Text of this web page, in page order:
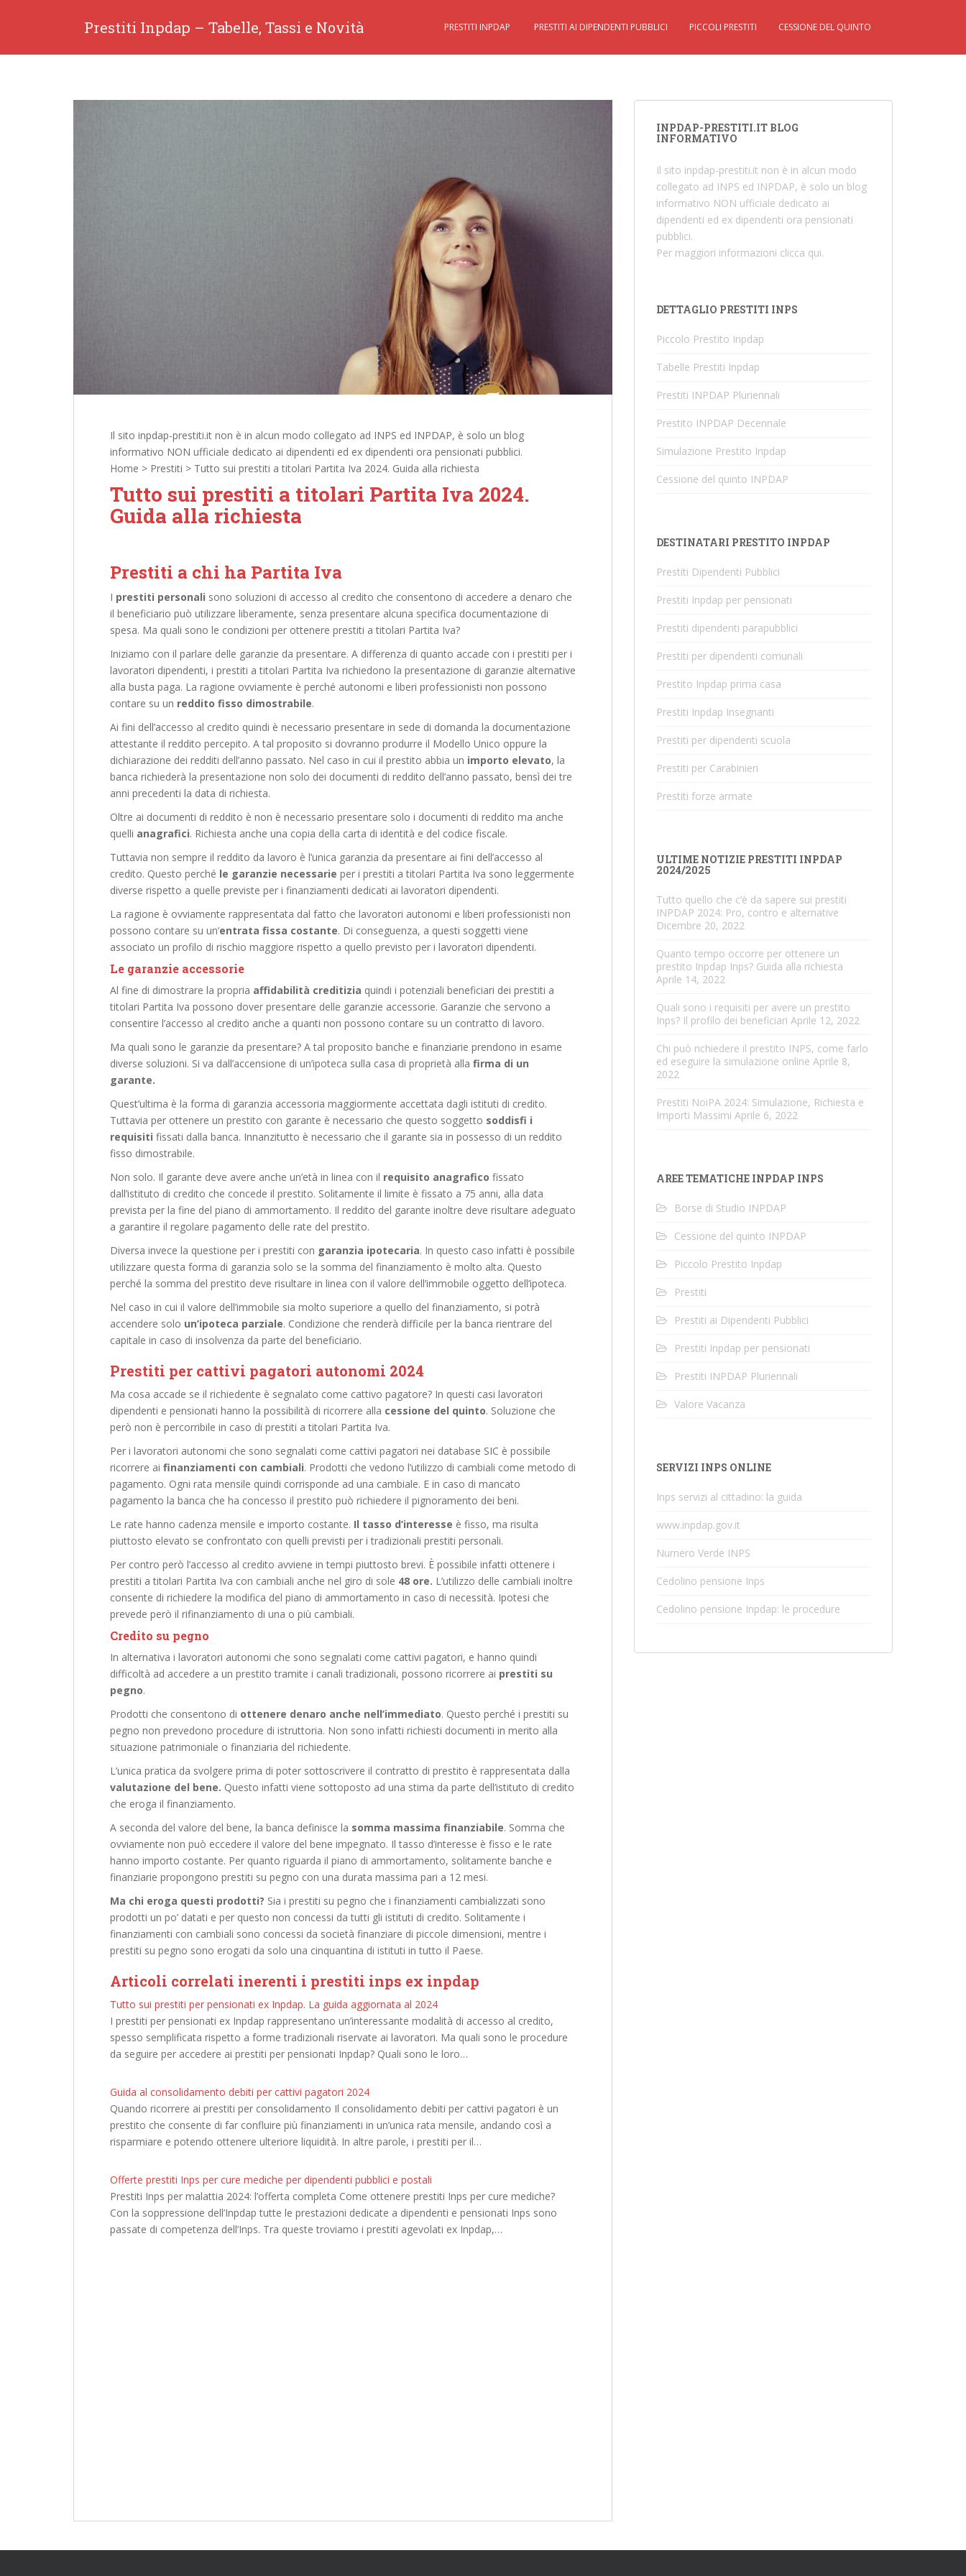
Prestiti Inpdap – Tabelle, Tassi e Novità PRESTITI INPDAP PRESTITI AI DIPENDENTI PUBBLICI PICCOLI PRESTITI CESSIONE DEL QUINTO
Il sito inpdap-prestiti.it non è in alcun modo collegato ad INPS ed INPDAP, è solo un blog
informativo NON ufficiale dedicato ai dipendenti ed ex dipendenti ora pensionati pubblici.
Home > Prestiti > Tutto sui prestiti a titolari Partita Iva 2024. Guida alla richiesta
Tutto sui prestiti a titolari Partita Iva 2024.
Guida alla richiesta
Prestiti a chi ha Partita Iva
I prestiti personali sono soluzioni di accesso al credito che consentono di accedere a denaro che
il beneficiario può utilizzare liberamente, senza presentare alcuna specifica documentazione di
spesa. Ma quali sono le condizioni per ottenere prestiti a titolari Partita Iva?
Iniziamo con il parlare delle garanzie da presentare. A differenza di quanto accade con i prestiti per i
lavoratori dipendenti, i prestiti a titolari Partita Iva richiedono la presentazione di garanzie alternative
alla busta paga. La ragione ovviamente è perché autonomi e liberi professionisti non possono
contare su un reddito fisso dimostrabile.
Ai fini dell’accesso al credito quindi è necessario presentare in sede di domanda la documentazione
attestante il reddito percepito. A tal proposito si dovranno produrre il Modello Unico oppure la
dichiarazione dei redditi dell’anno passato. Nel caso in cui il prestito abbia un importo elevato, la
banca richiederà la presentazione non solo dei documenti di reddito dell’anno passato, bensì dei tre
anni precedenti la data di richiesta.
Oltre ai documenti di reddito è non è necessario presentare solo i documenti di reddito ma anche
quelli anagrafici. Richiesta anche una copia della carta di identità e del codice fiscale.
Tuttavia non sempre il reddito da lavoro è l’unica garanzia da presentare ai fini dell’accesso al
credito. Questo perché le garanzie necessarie per i prestiti a titolari Partita Iva sono leggermente
diverse rispetto a quelle previste per i finanziamenti dedicati ai lavoratori dipendenti.
La ragione è ovviamente rappresentata dal fatto che lavoratori autonomi e liberi professionisti non
possono contare su un’entrata fissa costante. Di conseguenza, a questi soggetti viene
associato un profilo di rischio maggiore rispetto a quello previsto per i lavoratori dipendenti.
Le garanzie accessorie
Al fine di dimostrare la propria affidabilità creditizia quindi i potenziali beneficiari dei prestiti a
titolari Partita Iva possono dover presentare delle garanzie accessorie. Garanzie che servono a
consentire l’accesso al credito anche a quanti non possono contare su un contratto di lavoro.
Ma quali sono le garanzie da presentare? A tal proposito banche e finanziarie prendono in esame
diverse soluzioni. Si va dall’accensione di un’ipoteca sulla casa di proprietà alla firma di un
garante.
Quest’ultima è la forma di garanzia accessoria maggiormente accettata dagli istituti di credito.
Tuttavia per ottenere un prestito con garante è necessario che questo soggetto soddisfi i
requisiti fissati dalla banca. Innanzitutto è necessario che il garante sia in possesso di un reddito
fisso dimostrabile.
Non solo. Il garante deve avere anche un’età in linea con il requisito anagrafico fissato
dall’istituto di credito che concede il prestito. Solitamente il limite è fissato a 75 anni, alla data
prevista per la fine del piano di ammortamento. Il reddito del garante inoltre deve risultare adeguato
a garantire il regolare pagamento delle rate del prestito.
Diversa invece la questione per i prestiti con garanzia ipotecaria. In questo caso infatti è possibile
utilizzare questa forma di garanzia solo se la somma del finanziamento è molto alta. Questo
perché la somma del prestito deve risultare in linea con il valore dell’immobile oggetto dell’ipoteca.
Nel caso in cui il valore dell’immobile sia molto superiore a quello del finanziamento, si potrà
accendere solo un’ipoteca parziale. Condizione che renderà difficile per la banca rientrare del
capitale in caso di insolvenza da parte del beneficiario.
Prestiti per cattivi pagatori autonomi 2024
Ma cosa accade se il richiedente è segnalato come cattivo pagatore? In questi casi lavoratori
dipendenti e pensionati hanno la possibilità di ricorrere alla cessione del quinto. Soluzione che
però non è percorribile in caso di prestiti a titolari Partita Iva.
Per i lavoratori autonomi che sono segnalati come cattivi pagatori nei database SIC è possibile
ricorrere ai finanziamenti con cambiali. Prodotti che vedono l’utilizzo di cambiali come metodo di
pagamento. Ogni rata mensile quindi corrisponde ad una cambiale. E in caso di mancato
pagamento la banca che ha concesso il prestito può richiedere il pignoramento dei beni.
Le rate hanno cadenza mensile e importo costante. Il tasso d’interesse è fisso, ma risulta
piuttosto elevato se confrontato con quelli previsti per i tradizionali prestiti personali.
Per contro però l’accesso al credito avviene in tempi piuttosto brevi. È possibile infatti ottenere i
prestiti a titolari Partita Iva con cambiali anche nel giro di sole 48 ore. L’utilizzo delle cambiali inoltre
consente di richiedere la modifica del piano di ammortamento in caso di necessità. Ipotesi che
prevede però il rifinanziamento di una o più cambiali.
Credito su pegno
In alternativa i lavoratori autonomi che sono segnalati come cattivi pagatori, e hanno quindi
difficoltà ad accedere a un prestito tramite i canali tradizionali, possono ricorrere ai prestiti su
pegno.
Prodotti che consentono di ottenere denaro anche nell’immediato. Questo perché i prestiti su
pegno non prevedono procedure di istruttoria. Non sono infatti richiesti documenti in merito alla
situazione patrimoniale o finanziaria del richiedente.
L’unica pratica da svolgere prima di poter sottoscrivere il contratto di prestito è rappresentata dalla
valutazione del bene. Questo infatti viene sottoposto ad una stima da parte dell’istituto di credito
che eroga il finanziamento.
A seconda del valore del bene, la banca definisce la somma massima finanziabile. Somma che
ovviamente non può eccedere il valore del bene impegnato. Il tasso d’interesse è fisso e le rate
hanno importo costante. Per quanto riguarda il piano di ammortamento, solitamente banche e
finanziarie propongono prestiti su pegno con una durata massima pari a 12 mesi.
Ma chi eroga questi prodotti? Sia i prestiti su pegno che i finanziamenti cambializzati sono
prodotti un po’ datati e per questo non concessi da tutti gli istituti di credito. Solitamente i
finanziamenti con cambiali sono concessi da società finanziare di piccole dimensioni, mentre i
prestiti su pegno sono erogati da solo una cinquantina di istituti in tutto il Paese.
Articoli correlati inerenti i prestiti inps ex inpdap
Tutto sui prestiti per pensionati ex Inpdap. La guida aggiornata al 2024
I prestiti per pensionati ex Inpdap rappresentano un’interessante modalità di accesso al credito,
spesso semplificata rispetto a forme tradizionali riservate ai lavoratori. Ma quali sono le procedure
da seguire per accedere ai prestiti per pensionati Inpdap? Quali sono le loro…
Guida al consolidamento debiti per cattivi pagatori 2024
Quando ricorrere ai prestiti per consolidamento Il consolidamento debiti per cattivi pagatori è un
prestito che consente di far confluire più finanziamenti in un’unica rata mensile, andando così a
risparmiare e potendo ottenere ulteriore liquidità. In altre parole, i prestiti per il…
Offerte prestiti Inps per cure mediche per dipendenti pubblici e postali
Prestiti Inps per malattia 2024: l’offerta completa Come ottenere prestiti Inps per cure mediche?
Con la soppressione dell’Inpdap tutte le prestazioni dedicate a dipendenti e pensionati Inps sono
passate di competenza dell’Inps. Tra queste troviamo i prestiti agevolati ex Inpdap,…
INPDAP-PRESTITI.IT BLOG
INFORMATIVO
Il sito inpdap-prestiti.it non è in alcun modo
collegato ad INPS ed INPDAP, è solo un blog
informativo NON ufficiale dedicato ai
dipendenti ed ex dipendenti ora pensionati
pubblici.
Per maggiori informazioni clicca qui.
DETTAGLIO PRESTITI INPS
Piccolo Prestito Inpdap
Tabelle Prestiti Inpdap
Prestiti INPDAP Pluriennali
Prestito INPDAP Decennale
Simulazione Prestito Inpdap
Cessione del quinto INPDAP
DESTINATARI PRESTITO INPDAP
Prestiti Dipendenti Pubblici
Prestiti Inpdap per pensionati
Prestiti dipendenti parapubblici
Prestiti per dipendenti comunali
Prestito Inpdap prima casa
Prestiti Inpdap Insegnanti
Prestiti per dipendenti scuola
Prestiti per Carabinieri
Prestiti forze armate
ULTIME NOTIZIE PRESTITI INPDAP
2024/2025
Tutto quello che c’è da sapere sui prestiti
INPDAP 2024: Pro, contro e alternative
Dicembre 20, 2022
Quanto tempo occorre per ottenere un
prestito Inpdap Inps? Guida alla richiesta
Aprile 14, 2022
Quali sono i requisiti per avere un prestito
Inps? Il profilo dei beneficiari Aprile 12, 2022
Chi può richiedere il prestito INPS, come farlo
ed eseguire la simulazione online Aprile 8,
2022
Prestiti NoiPA 2024: Simulazione, Richiesta e
Importi Massimi Aprile 6, 2022
AREE TEMATICHE INPDAP INPS
Borse di Studio INPDAP
Cessione del quinto INPDAP
Piccolo Prestito Inpdap
Prestiti
Prestiti ai Dipendenti Pubblici
Prestiti Inpdap per pensionati
Prestiti INPDAP Pluriennali
Valore Vacanza
SERVIZI INPS ONLINE
Inps servizi al cittadino: la guida
www.inpdap.gov.it
Numero Verde INPS
Cedolino pensione Inps
Cedolino pensione Inpdap: le procedure